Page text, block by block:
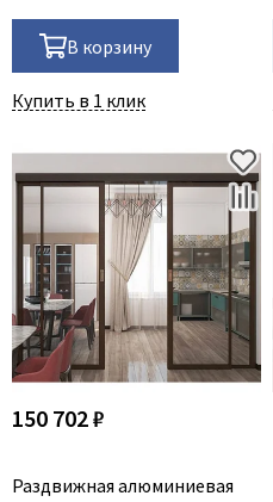
В корзину
Купить в 1 клик
150 702 ₽
Раздвижная алюминиевая